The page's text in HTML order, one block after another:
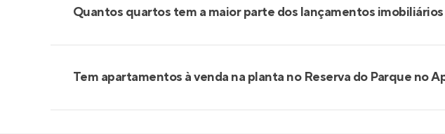
Quantos quartos tem a maior parte dos lançamentos imobiliários
Tem apartamentos à venda na planta no Reserva do Parque no